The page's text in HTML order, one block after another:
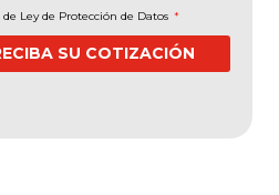
Ley de Protección de Datos *
SU COTIZACIÓN